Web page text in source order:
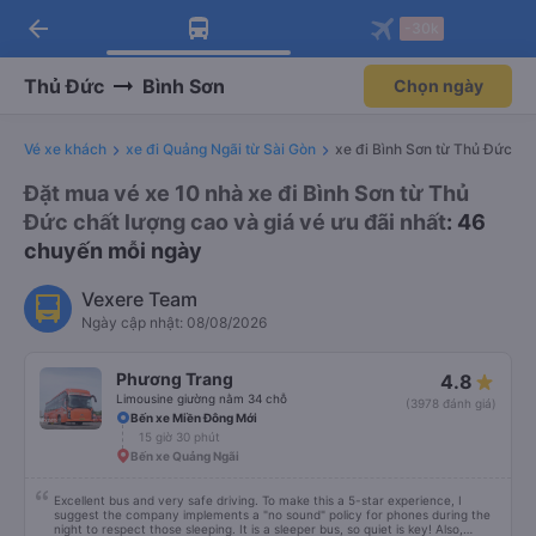
Tải app Vexere ngay!
Nhận ưu đãi thành viên độc
Mở app
Tải app Vexere
-30k/ghế khi đặt vé máy bay qua
Mở app
arrow_back
Thủ Đức Bình Sơn Chọn ngày
Vé xe khách xe đi Quảng Ngãi từ Sài Gòn xe đi Bình Sơn từ Thủ Đức
Đặt mua vé xe 10 nhà xe đi Bình Sơn từ Thủ
Đức chất lượng cao và giá vé ưu đãi nhất: 46
chuyến mỗi ngày
Vexere Team
Ngày cập nhật: 08/08/2026
Phương Trang
Limousine giường nằm 34 chỗ
4.8
(3978 đánh giá)
Bến xe Miền Đông Mới
15 giờ 30 phút
Bến xe Quảng Ngãi
Excellent bus and very safe driving. To make this a 5-star experience, I
suggest the company implements a "no sound" policy for phones during the
night to respect those sleeping. It is a sleeper bus, so quiet is key! Also,